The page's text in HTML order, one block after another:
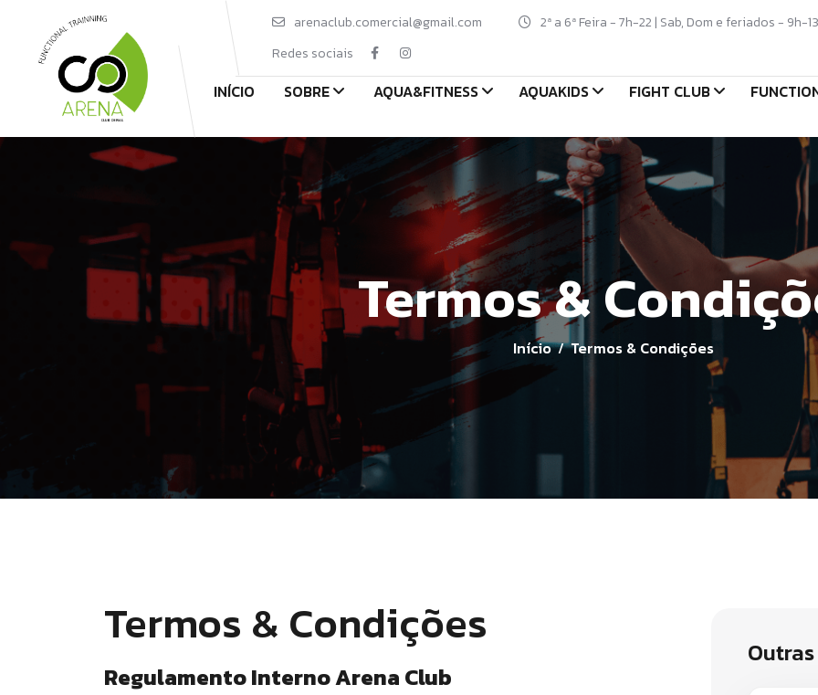
arenaclub.comercial@gmail.com
2ª a 6ª Feira - 7h-22 | Sab, Dom e feriados - 9h-
Redes sociais
INÍCIO SOBRE AQUA&FITNESS AQUAKIDS FIGHT CLUB
Termos &
Início Termos & Condições
Termos & Condições
Regulamento Interno Arena Club